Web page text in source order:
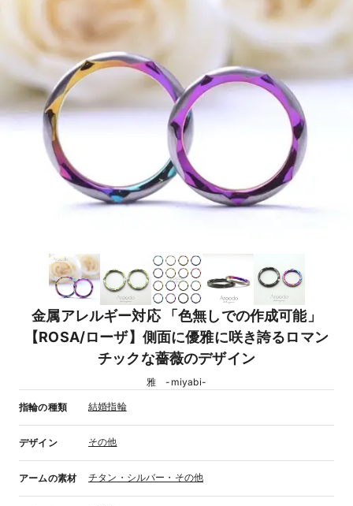
金属アレルギー対応 「色無しでの作成可能」
【ROSA/ローザ】側面に優雅に咲き誇るロマン
チックな薔薇のデザイン
雅 -miyabi-
指輪の種類 結婚指輪
デザイン その他
アームの素材 チタン・シルバー・その他